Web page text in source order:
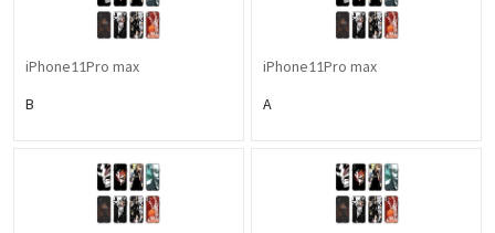
iPhone11Pro max
B
iPhone11Pro max
A